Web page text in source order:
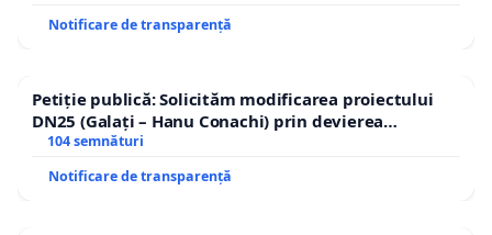
Notificare de transparență
Petiție publică: Solicităm modificarea proiectului
DN25 (Galați – Hanu Conachi) prin devierea
traseului în afara localităților!
104 semnături
Notificare de transparență